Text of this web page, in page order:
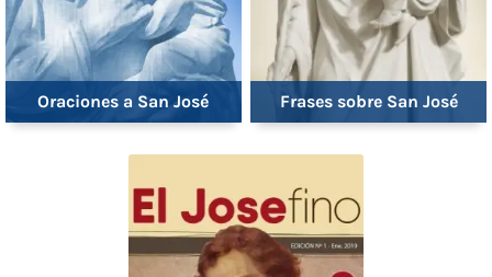
Oraciones a San José Frases sobre San José